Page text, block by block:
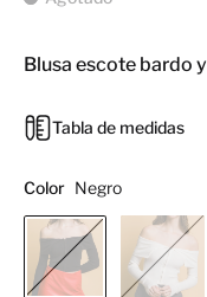
Blusa escote bardo y
Tabla de medidas
Color Negro